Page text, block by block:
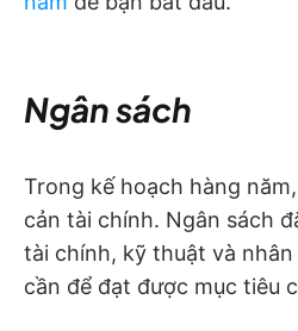
Ngân sách
Trong kế hoạch hàng
cản tài chính. Ngân sách
tài chính, kỹ thuật và
cần để đạt được mục tiêu